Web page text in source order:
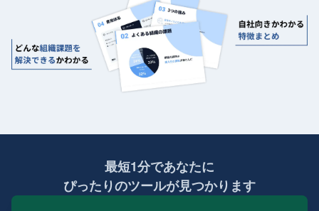
最短1分であなたに
ぴったりのツールが見つかります